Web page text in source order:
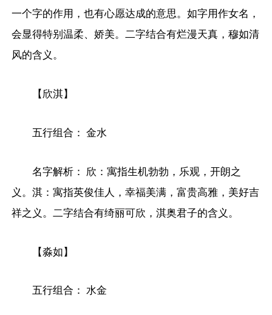
一个字的作用，也有心愿达成的意思。如字用作女名，
会显得特别温柔、娇美。二字结合有烂漫天真，穆如清
风的含义。
【欣淇】
五行组合： 金水
名字解析： 欣：寓指生机勃勃，乐观，开朗之
义。淇：寓指英俊佳人，幸福美满，富贵高雅，美好吉
祥之义。二字结合有绮丽可欣，淇奥君子的含义。
【淼如】
五行组合： 水金